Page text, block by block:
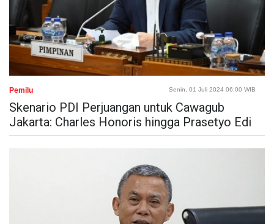
Pemilu Senin, 01 Juli 2024 06:00 WIB
Skenario PDI Perjuangan untuk Cawagub
Jakarta: Charles Honoris hingga Prasetyo Edi